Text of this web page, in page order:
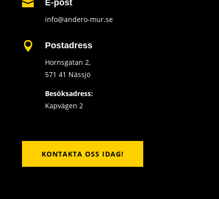
 E-post
info@andero-mur.se
 Postadress
Hornsgatan 2,
571 41 Nässjö
Besöksadress:
Kapvägen 2
KONTAKTA OSS IDAG!